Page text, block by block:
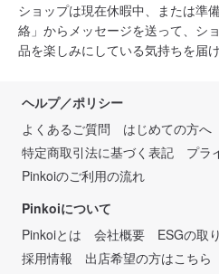
ショップは現在休暇中、または準
絡」からメッセージを送って、シ
品を楽しみにしている気持ちを届
ヘルプ／ポリシー
よくあるご質問
はじめての方へ
特定商取引法に基づく表記
プラ
Pinkoiのご利用の流れ
Pinkoiについて
Pinkoiとは
会社概要 ESGの取
採用情報
出店希望の方はこちら